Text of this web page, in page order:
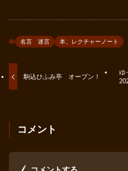
名言 迷言 本、レクチャーノート
駒込ひふみ亭 オープン！
ゆ
コメント